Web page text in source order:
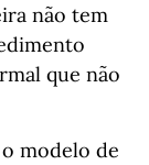
não tem
que não
modelo de